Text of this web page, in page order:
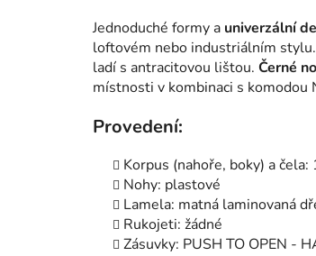
Jednoduché formy a univerzální
loftovém nebo industriálním
ladí s antracitovou lištou. Černé
místnosti v kombinaci s komodou
Provedení:
Korpus (nahoře, boky) a
Nohy: plastové
Lamela: matná laminovaná
Rukojeti: žádné
Zásuvky: PUSH TO OPEN -